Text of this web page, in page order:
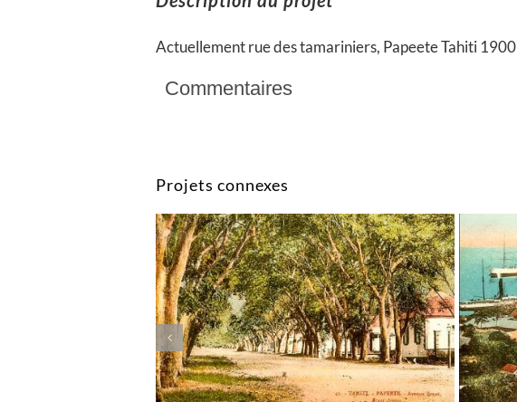
Actuellement rue des tamariniers, Papeete Tahiti 1900
Commentaires
Projets connexes